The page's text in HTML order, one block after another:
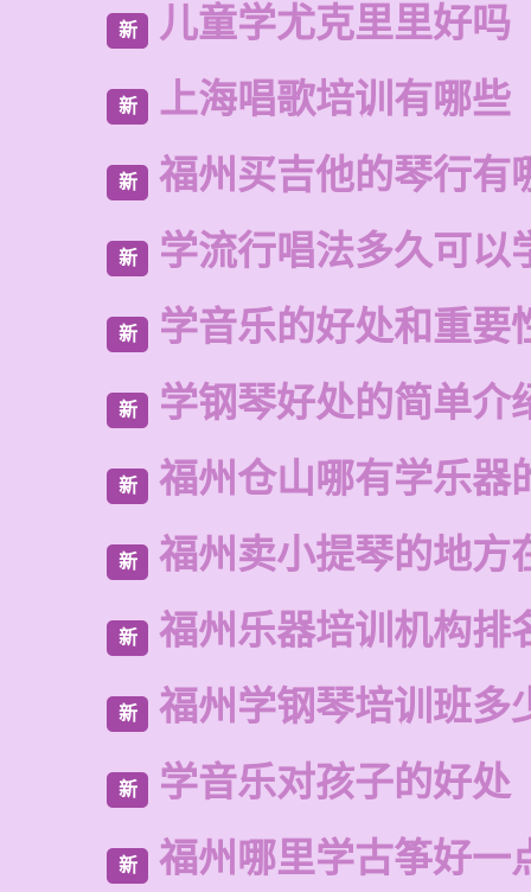
新 儿童学尤克里里好吗
新 上海唱歌培训有哪些
新 福州买吉他的琴行有
新 学流行唱法多久可以
新 学音乐的好处和重要
新 学钢琴好处的简单介
新 福州仓山哪有学乐器
新 福州卖小提琴的地方
新 福州乐器培训机构排
新 福州学钢琴培训班多
新 学音乐对孩子的好处
新 福州哪里学古筝好一